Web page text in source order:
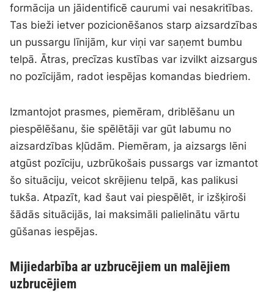
formācija un jāidentificē caurumi vai nesakritības.
Tas bieži ietver pozicionēšanos starp aizsardzības
un pussargu līnijām, kur viņi var saņemt bumbu
telpā. Ātras, precīzas kustības var izvilkt aizsargus
no pozīcijām, radot iespējas komandas biedriem.
Izmantojot prasmes, piemēram, driblēšanu un
piespēlēšanu, šie spēlētāji var gūt labumu no
aizsardzības kļūdām. Piemēram, ja aizsargs lēni
atgūst pozīciju, uzbrūkošais pussargs var izmantot
šo situāciju, veicot skrējienu telpā, kas palikusi
tukša. Atpazīt, kad šaut vai piespēlēt, ir izšķiroši
šādās situācijās, lai maksimāli palielinātu vārtu
gūšanas iespējas.
Mijiedarbība ar uzbrucējiem un malējiem
uzbrucējiem